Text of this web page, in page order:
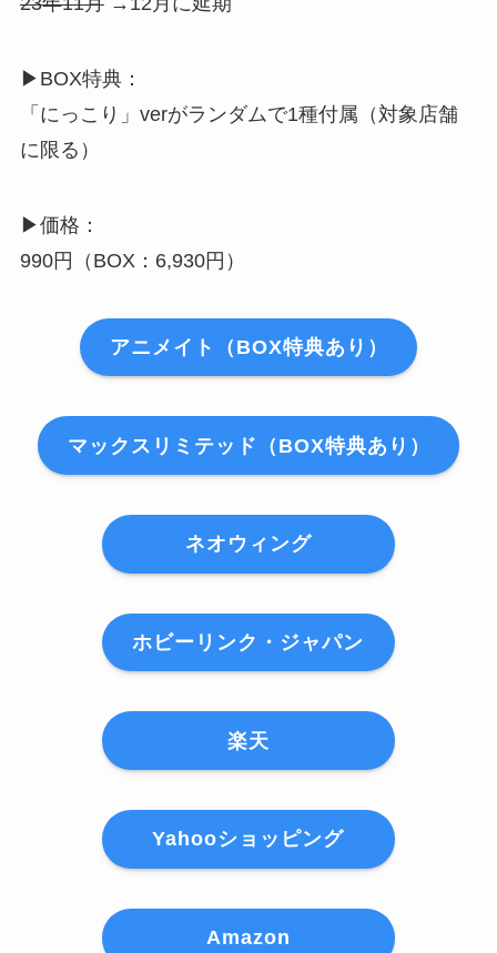
▶︎BOX特典：
「にっこり」verがランダムで1種付属（対象店舗
に限る）
▶︎価格：
990円（BOX：6,930円）
アニメイト（BOX特典あり）
マックスリミテッド（BOX特典あり）
ネオウィング
ホビーリンク・ジャパン
楽天
Yahooショッピング
Amazon